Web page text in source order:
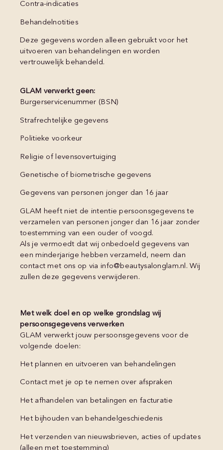
Contra-indicaties
Behandelnotities
Deze gegevens worden alleen gebruikt voor het
uitvoeren van behandelingen en worden
vertrouwelijk behandeld.
GLAM verwerkt geen:
Burgerservicenummer (BSN)
Strafrechtelijke gegevens
Politieke voorkeur
Religie of levensovertuiging
Genetische of biometrische gegevens
Gegevens van personen jonger dan 16 jaar
GLAM heeft niet de intentie persoonsgegevens te
verzamelen van personen jonger dan 16 jaar zonder
toestemming van een ouder of voogd.
Als je vermoedt dat wij onbedoeld gegevens van
een minderjarige hebben verzameld, neem dan
contact met ons op via info@beautysalonglam.nl. Wij
zullen deze gegevens verwijderen.
Met welk doel en op welke grondslag wij
persoonsgegevens verwerken
GLAM verwerkt jouw persoonsgegevens voor de
volgende doelen:
Het plannen en uitvoeren van behandelingen
Contact met je op te nemen over afspraken
Het afhandelen van betalingen en facturatie
Het bijhouden van behandelgeschiedenis
Het verzenden van nieuwsbrieven, acties of updates
(alleen met toestemming)